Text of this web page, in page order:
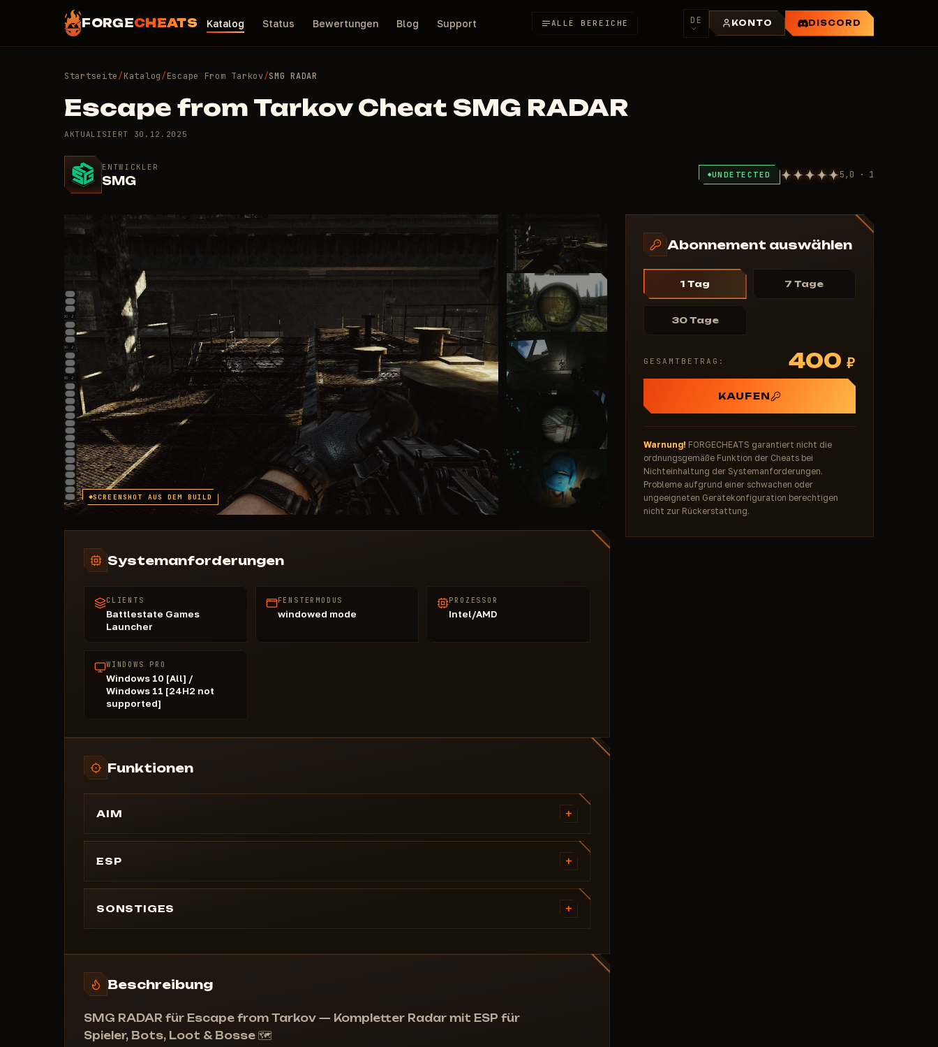
FORGECHEATS Katalog Status Bewertungen Blog Support ALLE BEREICHE DE KONTO DISCORD
Startseite/Katalog/Escape From Tarkov/SMG RADAR
Escape from Tarkov Cheat SMG RADAR
AKTUALISIERT 30.12.2025
ENTWICKLER
SMG UNDETECTED 5,0 · 1
SCREENSHOT AUS DEM BUILD
Systemanforderungen
CLIENTS
Battlestate Games
Launcher
FENSTERMODUS
windowed mode
PROZESSOR
Intel/AMD
WINDOWS PRO
Windows 10 [All] /
Windows 11 [24H2 not
supported]
Funktionen
AIM +
---
ESP +
RADAR funktioniert im PvP- und PvE-Modus.
Radarbreite
Radarhöhe
Botfarbe
Scav-Farbe
Gegnerhöhe anzeigen
(Container anzeigen)
Preise anzeigen
Entfernung anzeigen
SONSTIGES +
Beschreibung
SMG RADAR für Escape from Tarkov — Kompletter Radar mit ESP für
Spieler, Bots, Loot & Bosse 🗺️
Abonnement auswählen
1 Tag 7 Tage
30 Tage
GESAMTBETRAG: 400 ₽
KAUFEN
Warnung! FORGECHEATS garantiert nicht die
ordnungsgemäße Funktion der Cheats bei
Nichteinhaltung der Systemanforderungen.
Probleme aufgrund einer schwachen oder
ungeeigneten Gerätekonfiguration berechtigen
nicht zur Rückerstattung.